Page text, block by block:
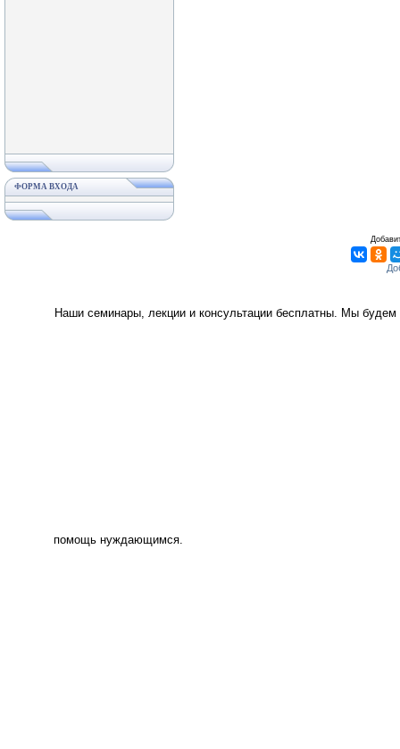
ФОРМА ВХОДА
Наши семинары, лекции и консультации бесплатны. Мы
помощь нуждающимся.